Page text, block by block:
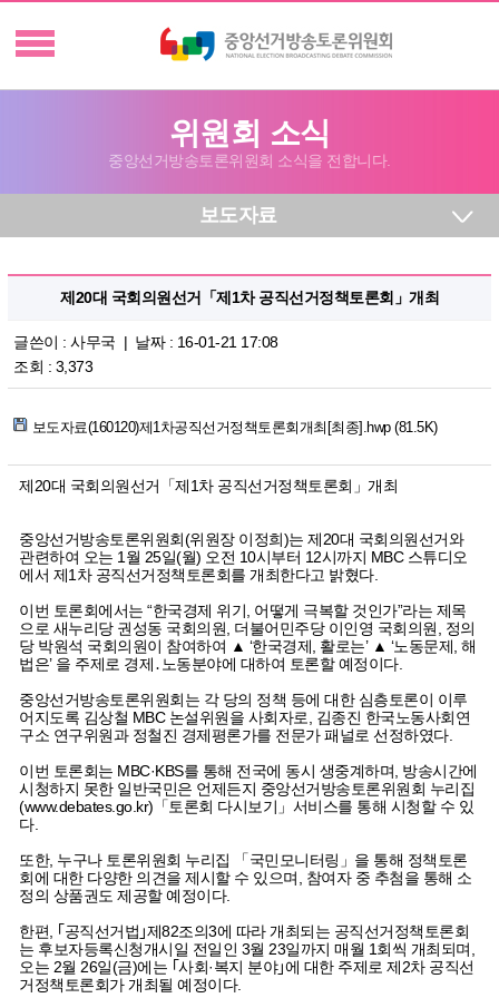
위원회 소식
중앙선거방송토론위원회 소식을 전합니다.
보도자료
제20대 국회의원선거「제1차 공직선거정책토론회」개최
글쓴이 : 사무국 | 날짜 : 16-01-21 17:08
조회 : 3,373
보도자료(160120)제1차공직선거정책토론회개최[최종].hwp (81.5K)
제20대 국회의원선거「제1차 공직선거정책토론회」개최
중앙선거방송토론위원회(위원장 이정희)는 제20대 국회의원선거와
관련하여 오는 1월 25일(월) 오전 10시부터 12시까지 MBC 스튜디오
에서 제1차 공직선거정책토론회를 개최한다고 밝혔다.
이번 토론회에서는 “한국경제 위기, 어떻게 극복할 것인가”라는 제목
으로 새누리당 권성동 국회의원, 더불어민주당 이인영 국회의원, 정의
당 박원석 국회의원이 참여하여 ▲ ‘한국경제, 활로는’ ▲ ‘노동문제, 해
법은’ 을 주제로 경제․노동분야에 대하여 토론할 예정이다.
중앙선거방송토론위원회는 각 당의 정책 등에 대한 심층토론이 이루
어지도록 김상철 MBC 논설위원을 사회자로, 김종진 한국노동사회연
구소 연구위원과 정철진 경제평론가를 전문가 패널로 선정하였다.
이번 토론회는 MBC·KBS를 통해 전국에 동시 생중계하며, 방송시간에
시청하지 못한 일반국민은 언제든지 중앙선거방송토론위원회 누리집
(www.debates.go.kr)「토론회 다시보기」서비스를 통해 시청할 수 있
다.
또한, 누구나 토론위원회 누리집 「국민모니터링」을 통해 정책토론
회에 대한 다양한 의견을 제시할 수 있으며, 참여자 중 추첨을 통해 소
정의 상품권도 제공할 예정이다.
한편, ｢공직선거법｣제82조의3에 따라 개최되는 공직선거정책토론회
는 후보자등록신청개시일 전일인 3월 23일까지 매월 1회씩 개최되며,
오는 2월 26일(금)에는 ｢사회·복지 분야｣에 대한 주제로 제2차 공직선
거정책토론회가 개최될 예정이다.